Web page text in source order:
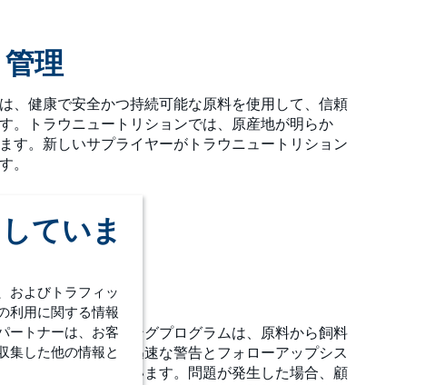
ていま
およびトラフィッ
利用に関する情報
ートナーは、お客
集した他の情報と
理
、健康で安全かつ持続可能な原料を使用して、信頼
。トラウニュートリションでは、原産地が明らか
す。新しいサプライヤーがトラウニュートリション
。
ローバルモニタリングプログラムは、原料から飼料
準化された社内の迅速な警告とフォローアップシス
ョンで実施されています。問題が発生した場合、顧